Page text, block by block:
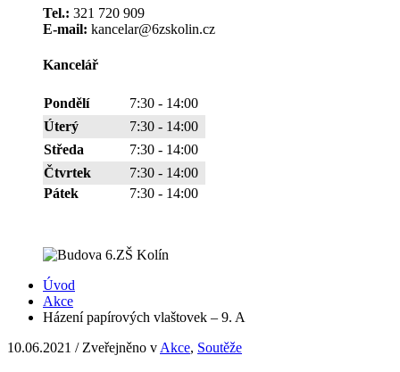
Tel.: 321 720 909
E-mail: kancelar@6zskolin.cz
Kancelář
Pondělí
7:30 - 14:00
Úterý
7:30 - 14:00
Středa
7:30 - 14:00
Čtvrtek
7:30 - 14:00
Pátek
7:30 - 14:00
Úvod
Akce
Házení papírových vlaštovek – 9. A
10.06.2021 / Zveřejněno v Akce, Soutěže